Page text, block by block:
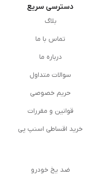
دسترسی سریع
بلاگ
تماس با ما
درباره ما
سوالات متداول
حریم خصوصی
قوانین و مقررات
خرید اقساطی اسنپ پی
ضد یخ خودرو